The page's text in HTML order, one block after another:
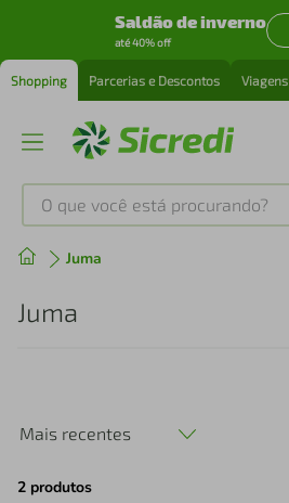
Saldão de inverno
até 40% off
Shopping Parcerias e Descontos Viagens
O que você está procurando?
Juma
Juma
Mais recentes
2 produtos
Produtos mais buscados
perfume
4º air fryer